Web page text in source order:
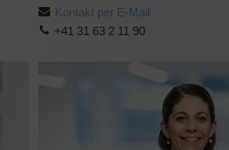
Kontakt per E-Mail
+41 31 63 2 11 90